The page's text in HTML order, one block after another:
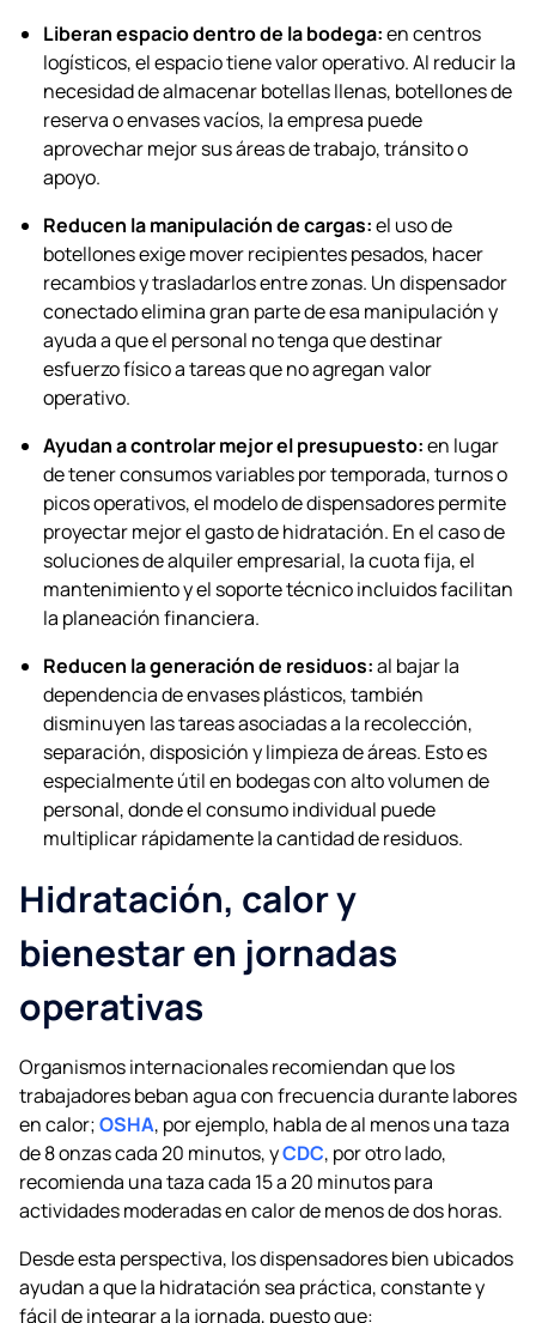
Liberan espacio dentro de la bodega:en centros
logísticos, el espacio tiene valor operativo. Al reducir la
necesidad de almacenar botellas llenas, botellones de
reserva o envases vacíos, la empresa puede
aprovechar mejor sus áreas de trabajo, tránsito o
apoyo.
Reducen la manipulación de cargas:el uso de
botellones exige mover recipientes pesados, hacer
recambios y trasladarlos entre zonas. Un dispensador
conectado elimina gran parte de esa manipulación y
ayuda a que el personal no tenga que destinar
esfuerzo físico a tareas que no agregan valor
operativo.
Ayudan a controlar mejor el presupuesto:en lugar
de tener consumos variables por temporada, turnos o
picos operativos, el modelo de dispensadores permite
proyectar mejor el gasto de hidratación. En el caso de
soluciones de alquiler empresarial, la cuota fija, el
mantenimiento y el soporte técnico incluidos facilitan
la planeación financiera.
Reducen la generación de residuos:al bajar la
dependencia de envases plásticos, también
disminuyen las tareas asociadas a la recolección,
separación, disposición y limpieza de áreas. Esto es
especialmente útil en bodegas con alto volumen de
personal, donde el consumo individual puede
multiplicar rápidamente la cantidad de residuos.
Hidratación, calor y
bienestar en jornadas
operativas
Organismos internacionales recomiendan que los
trabajadores beban agua con frecuencia durante labores
en calor;OSHA, por ejemplo, habla de al menos una taza
de 8 onzas cada 20 minutos, yCDC, por otro lado,
recomienda una taza cada 15 a 20 minutos para
actividades moderadas en calor de menos de dos horas.
Desde esta perspectiva, los dispensadores bien ubicados
ayudan a que la hidratación sea práctica, constante y
fácil de integrar a la jornada, puesto que: